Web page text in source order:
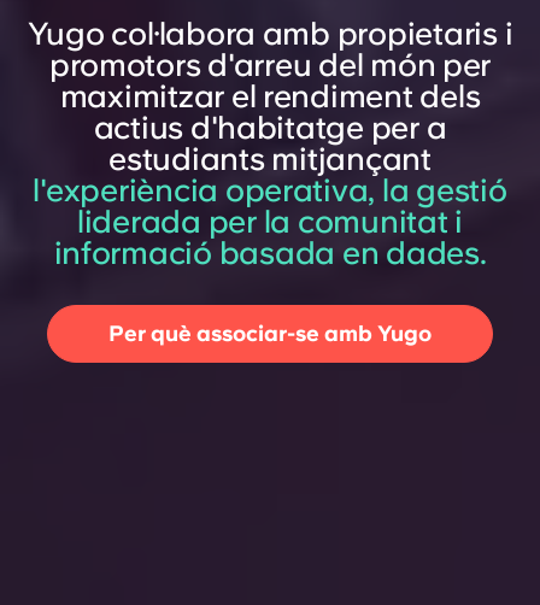
Yugo col·labora amb propietaris i
promotors d'arreu del món per
maximitzar el rendiment dels
actius d'habitatge per a
estudiants mitjançant
l'experiència operativa, la gestió
liderada per la comunitat i
informació basada en dades.
Per què associar-se amb Yugo